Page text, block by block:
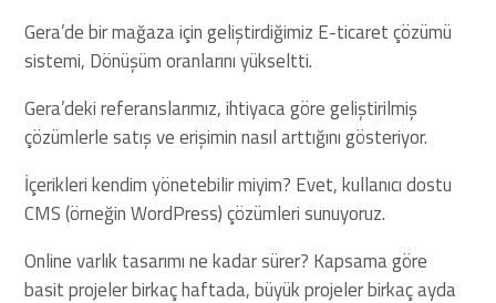
Gera’de bir mağaza için geliştirdiğimiz E-ticaret çözümü
sistemi, Dönüşüm oranlarını yükseltti.
Gera’deki referanslarımız, ihtiyaca göre geliştirilmiş
çözümlerle satış ve erişimin nasıl arttığını gösteriyor.
İçerikleri kendim yönetebilir miyim? Evet, kullanıcı dostu
CMS (örneğin WordPress) çözümleri sunuyoruz.
Online varlık tasarımı ne kadar sürer? Kapsama göre
basit projeler birkaç haftada, büyük projeler birkaç ayda